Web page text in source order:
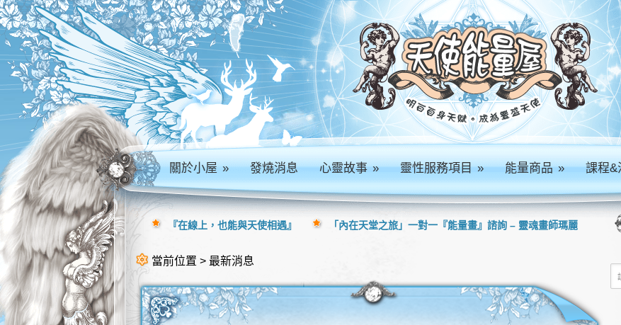
關於小屋» 發燒消息 心靈故事» 靈性服務項目» 能量商品» 課程&
當前位置 > 最新消息
『在線上，也能與天使相遇』 「內在天堂之旅」一對一『能量畫』諮詢 – 靈魂畫師瑪麗